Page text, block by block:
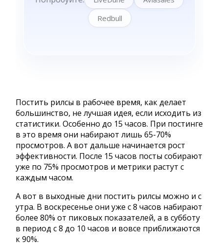
Постить рилсы в рабочее время, как делает
большинство, не лучшая идея, если исходить из
статистики. Особенно до 15 часов. При постинге
в это время они набирают лишь 65-70%
просмотров. А вот дальше начинается рост
эффективности. После 15 часов посты собирают
уже по 75% просмотров и метрики растут с
каждым часом.
А вот в выходные дни постить рилсы можно и с
утра. В воскресенье они уже с 8 часов набирают
более 80% от пиковых показателей, а в субботу
в период с 8 до 10 часов и вовсе приближаются
к 90%.